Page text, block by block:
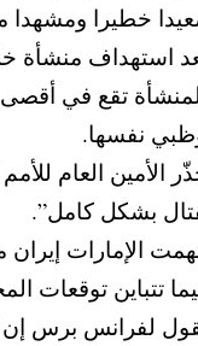
خطيرا ومشهدا
استهداف منشأة
تقع في أقصى
نفسها.
الأمين العام
بشكل كامل”.
الإمارات
تتباين توقعات
لفرانس برس إن